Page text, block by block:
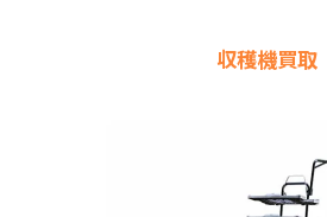
収穫機買取